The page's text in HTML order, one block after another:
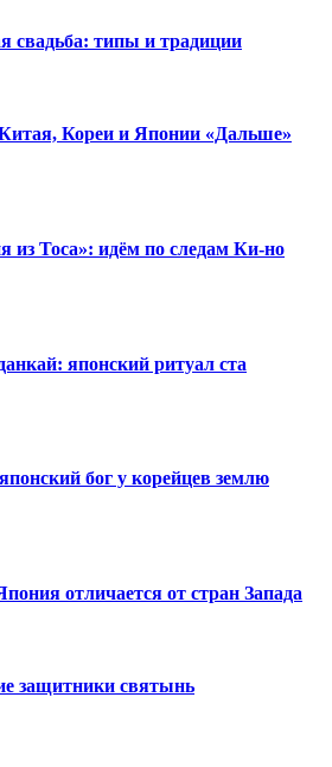
свадьба: типы и традиции
Кореи и Японии «Дальше»
из Тоса»: идём по следам Ки-но
японский ритуал ста
бог у корейцев землю
отличается от стран Запада
защитники святынь